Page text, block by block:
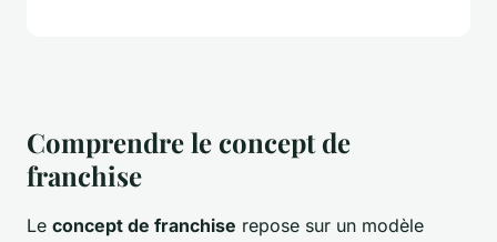
Comprendre le concept de
franchise
Le concept de franchise repose sur un modèle